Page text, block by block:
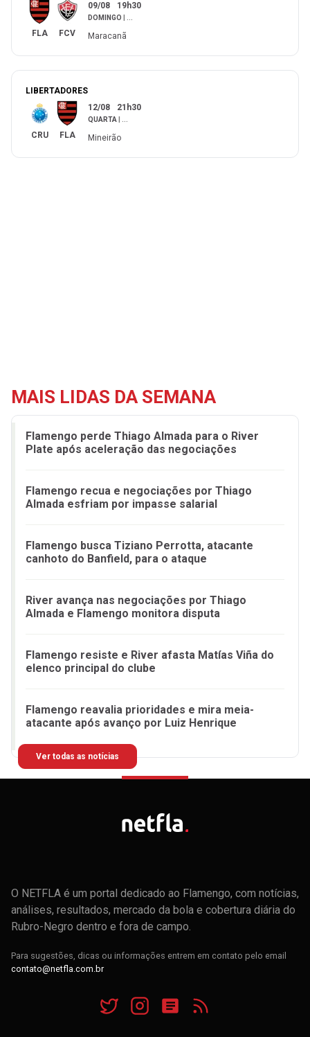
FLA FCV
09/08 19h30
DOMINGO
Maracanã
LIBERTADORES
CRU FLA
12/08 21h30
QUARTA
Mineirão
MAIS LIDAS DA SEMANA
Flamengo perde Thiago Almada para o River
Plate após aceleração das negociações
Flamengo recua e negociações por Thiago
Almada esfriam por impasse salarial
Flamengo busca Tiziano Perrotta, atacante
canhoto do Banfield, para o ataque
River avança nas negociações por Thiago
Almada e Flamengo monitora disputa
Flamengo resiste e River afasta Matías Viña do
elenco principal do clube
Flamengo reavalia prioridades e mira meia-
atacante após avanço por Luiz Henrique
Ver todas as notícias
O NETFLA é um portal dedicado ao Flamengo, com notícias,
análises, resultados, mercado da bola e cobertura diária do
Rubro-Negro dentro e fora de campo.
Para sugestões, dicas ou informações entrem em contato pelo email
contato@netfla.com.br